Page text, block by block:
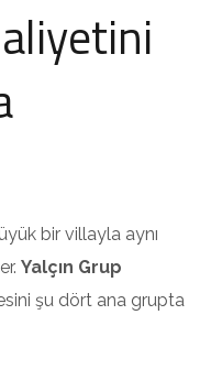
bir villayla aynı
Yalçın Grup
şu dört ana grupta